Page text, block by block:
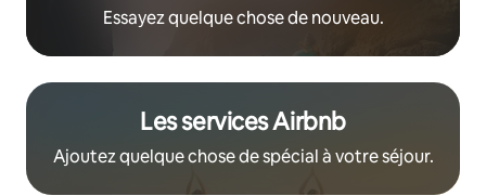
Essayez quelque chose de nouveau.
Les services Airbnb
Ajoutez quelque chose de spécial à votre séjour.